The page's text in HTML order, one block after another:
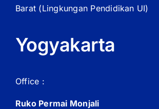
Barat (Lingkungan Pendidikan UI)
Yogyakarta
Office :
Ruko Permai Monjali